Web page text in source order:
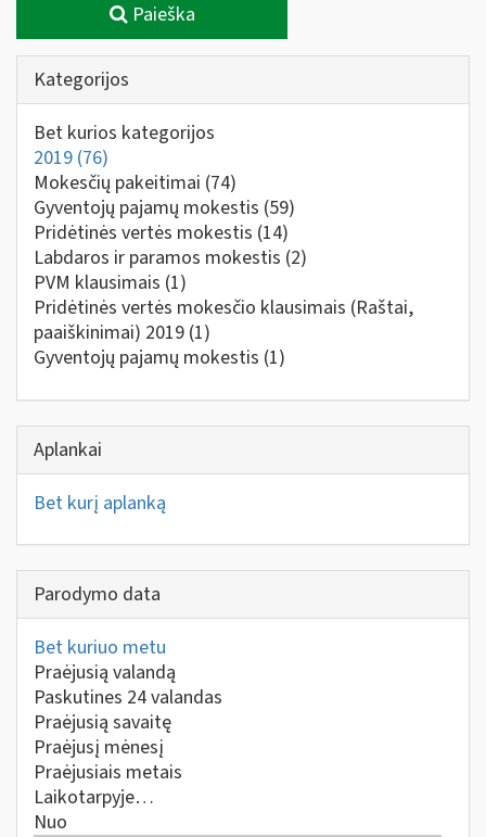
Paieška
Kategorijos
Bet kurios kategorijos
2019 (76)
Mokesčių pakeitimai (74)
Gyventojų pajamų mokestis (59)
Pridėtinės vertės mokestis (14)
Labdaros ir paramos mokestis (2)
PVM klausimais (1)
Pridėtinės vertės mokesčio klausimais (Raštai,
paaiškinimai) 2019 (1)
Gyventojų pajamų mokestis (1)
Aplankai
Bet kurį aplanką
Parodymo data
Bet kuriuo metu
Praėjusią valandą
Paskutines 24 valandas
Praėjusią savaitę
Praėjusį mėnesį
Praėjusiais metais
Laikotarpyje…
Nuo